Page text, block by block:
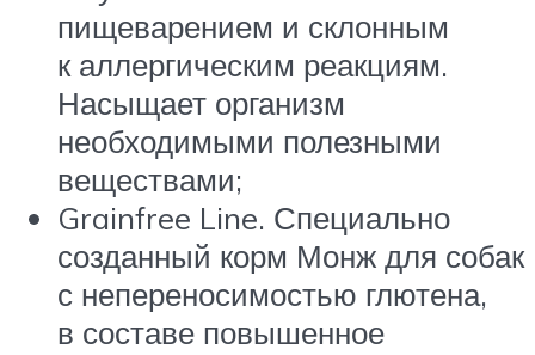
пищеварением и склонным
к аллергическим реакциям.
Насыщает организм
необходимыми полезными
веществами;
Grainfree Line. Специально
созданный корм Монж для собак
с непереносимостью глютена,
в составе повышенное